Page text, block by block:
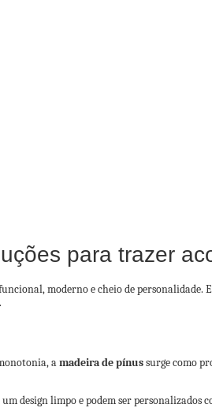
para trazer
moderno e cheio de
amadeira de pínussurge como
um design limpo e podem ser